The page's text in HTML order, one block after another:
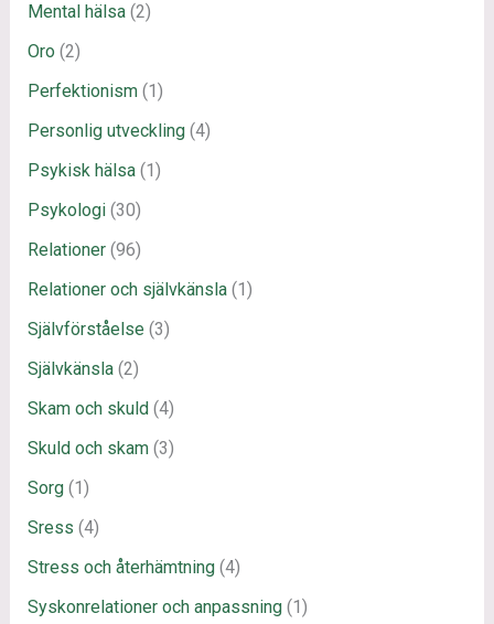
Mental hälsa(2)
Oro(2)
Perfektionism(1)
Personlig utveckling(4)
Psykisk hälsa(1)
Psykologi(30)
Relationer(96)
Relationer och självkänsla(1)
Självförståelse(3)
Självkänsla(2)
Skam och skuld (4)
Skuld och skam(3)
Sorg(1)
Sress (4)
Stress och återhämtning(4)
Syskonrelationer och anpassning(1)